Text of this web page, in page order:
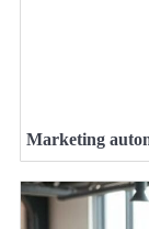
Marketing